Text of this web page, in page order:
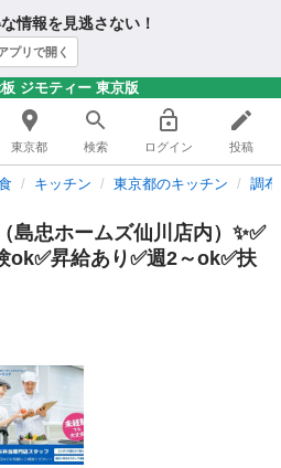
情報を見逃さない！
プリで開く
ジモティー 東京版
東京都 検索 ログイン 投稿
キッチン 東京都のキッチン 調
忠ホームズ仙川店内）✨✅
ok✅昇給あり✅週2～ok✅扶